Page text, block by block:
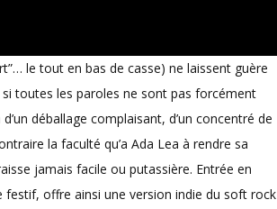
le tout en bas de casse) ne laissent guère
toutes les paroles ne sont pas forcément
déballage complaisant, d’un concentré de
la faculté qu’a Ada Lea à rendre sa
jamais facile ou putassière. Entrée en
festif, offre ainsi une version indie du soft rock